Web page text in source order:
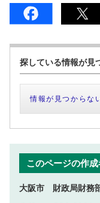
探している情報が見
情報が見つからな
このページの作
大阪市 財政局財務